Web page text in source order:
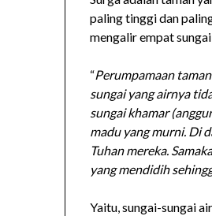
paling tinggi dan
mengalir empat
“Perumpamaan
sungai yang airnya
sungai khamar
madu yang murni. Di
Tuhan mereka.
yang mendidih
Yaitu, sungai-sungai